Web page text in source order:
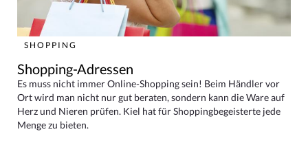
SHOPPING
Shopping-Adressen
Es muss nicht immer Online-Shopping sein! Beim Händler vor
Ort wird man nicht nur gut beraten, sondern kann die Ware auf
Herz und Nieren prüfen. Kiel hat für Shoppingbegeisterte jede
Menge zu bieten.